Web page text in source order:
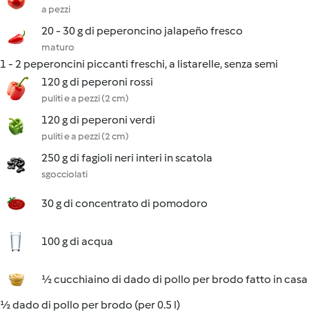
a pezzi
20 - 30 g di peperoncino jalapeño fresco
maturo
1 - 2 peperoncini piccanti freschi, a listarelle, senza semi
120 g di peperoni rossi
puliti e a pezzi (2 cm)
120 g di peperoni verdi
puliti e a pezzi (2 cm)
250 g di fagioli neri interi in scatola
sgocciolati
30 g di concentrato di pomodoro
100 g di acqua
½ cucchiaino di dado di pollo per brodo fatto in casa
½ dado di pollo per brodo (per 0.5 l)